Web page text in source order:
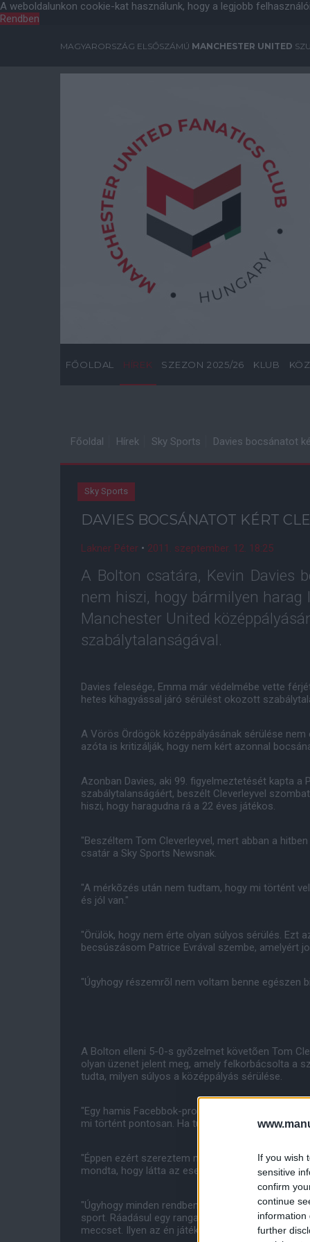
If you wish
sensitive
confirm
continue
information
further
A weboldalunkon cookie-kat használunk, hogy a legjobb
Rendben
MAGYARORSZÁG ELSŐSZÁMÚ MANCHESTER UNITED
FŐOLDAL HÍREK SZEZON 2025/26 KLUB
Főoldal Hírek Sky Sports Davies bocsánatot
Sky Sports
DAVIES BOCSÁNATOT KÉRT
Lakner Péter • 2011. szeptember. 12. 18:25
A Bolton csatára, Kevin Davies
nem hiszi, hogy bármilyen
Manchester United
szabálytalanságával.
Davies felesége, Emma már védelmébe vette
hetes kihagyással járó sérülést okozott
A Vörös Ördögök középpályásának sérülése
azóta is kritizálják, hogy nem kért azonnal
Azonban Davies, aki 99. figyelmeztetését kapta a
szabálytalanságáért, beszélt Cleverleyvel
hiszi, hogy haragudna rá a 22 éves játékos.
"Beszéltem Tom Cleverleyvel, mert abban a
csatár a Sky Sports Newsnak.
"A mérkõzés után nem tudtam, hogy mi történt
és jól van."
"Örülök, hogy nem érte olyan súlyos sérülés. Ezt
becsúszásom Patrice Evrával szembe, amelyért
"Úgyhogy részemrõl nem voltam benne egészen
A Bolton elleni 5-0-s gyõzelmet követõen Tom
olyan üzenet jelent meg, amely felkorbácsolta a
tudta, milyen súlyos a középpályás sérülése.
"Egy hamis Facebbok-profiljánál az jelent meg,
mi történt pontosan. Ha tudtam volna,
"Éppen ezért szereztem meg a számát, és
mondta, hogy látta az esetet, és nem tûnt annyire
"Úgyhogy minden rendben van. Ezzel részemrõl
sport. Ráadásul egy rangadó volt ez számunkra.
meccset. Ilyen az én játékom."